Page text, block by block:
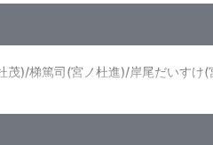
)/梯篤司(宮ノ杜進)/岸尾だいす